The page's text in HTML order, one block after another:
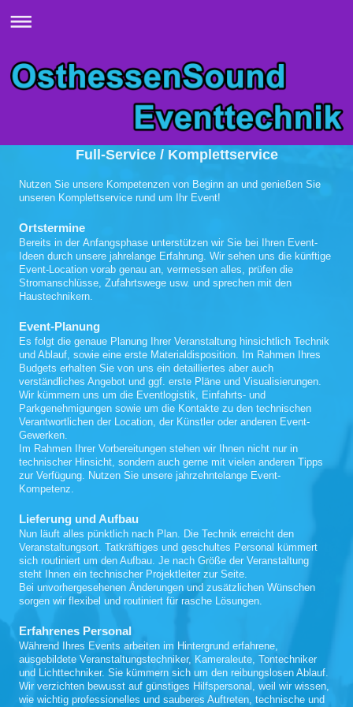
Full-Service / Komplettservice
Nutzen Sie unsere Kompetenzen von Beginn an und genießen Sie
unseren Komplettservice rund um Ihr Event!
Ortstermine
Bereits in der Anfangsphase unterstützen wir Sie bei Ihren Event-
Ideen durch unsere jahrelange Erfahrung. Wir sehen uns die künftige
Event-Location vorab genau an, vermessen alles, prüfen die
Stromanschlüsse, Zufahrtswege usw. und sprechen mit den
Haustechnikern.
Event-Planung
Es folgt die genaue Planung Ihrer Veranstaltung hinsichtlich Technik
und Ablauf, sowie eine erste Materialdisposition. Im Rahmen Ihres
Budgets erhalten Sie von uns ein detailliertes aber auch
verständliches Angebot und ggf. erste Pläne und Visualisierungen.
Wir kümmern uns um die Eventlogistik, Einfahrts- und
Parkgenehmigungen sowie um die Kontakte zu den technischen
Verantwortlichen der Location, der Künstler oder anderen Event-
Gewerken.
Im Rahmen Ihrer Vorbereitungen stehen wir Ihnen nicht nur in
technischer Hinsicht, sondern auch gerne mit vielen anderen Tipps
zur Verfügung. Nutzen Sie unsere jahrzehntelange Event-
Kompetenz.
Lieferung und Aufbau
Nun läuft alles pünktlich nach Plan. Die Technik erreicht den
Veranstaltungsort. Tatkräftiges und geschultes Personal kümmert
sich routiniert um den Aufbau. Je nach Größe der Veranstaltung
steht Ihnen ein technischer Projektleiter zur Seite.
Bei unvorhergesehenen Änderungen und zusätzlichen Wünschen
sorgen wir flexibel und routiniert für rasche Lösungen.
Erfahrenes Personal
Während Ihres Events arbeiten im Hintergrund erfahrene,
ausgebildete Veranstaltungstechniker, Kameraleute, Tontechniker
und Lichttechniker. Sie kümmern sich um den reibungslosen Ablauf.
Wir verzichten bewusst auf günstiges Hilfspersonal, weil wir wissen,
wie wichtig professionelles und sauberes Auftreten, technische und